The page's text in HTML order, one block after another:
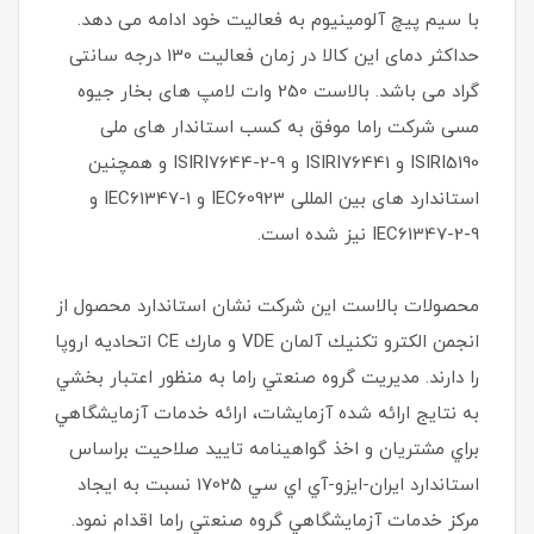
با سیم پیچ آلومینیوم به فعالیت خود ادامه می دهد.
حداکثر دمای این کالا در زمان فعالیت 130 درجه سانتی
گراد می باشد. بالاست 250 وات لامپ های بخار جیوه
مسی شرکت راما موفق به کسب استاندار های ملی
ISIRI5190 و ISIRI76441 و ISIRI7644-2-9 و همچنین
استاندارد های بین المللی IEC60923 و IEC61347-1 و
IEC61347-2-9 نیز شده است.
محصولات بالاست اين شركت نشان استاندارد محصول از
انجمن الكترو تكنيك آلمان VDE و مارك CE اتحاديه اروپا
را دارند. مديريت گروه صنعتي راما به منظور اعتبار بخشي
به نتايج ارائه شده آزمايشات، ارائه خدمات آزمايشگاهي
براي مشتريان و اخذ گواهينامه تاييد صلاحيت براساس
استاندارد ايران-ايزو-آي‌ اي سي 17025 نسبت به ايجاد
مركز خدمات آزمايشگاهي گروه صنعتي راما اقدام نمود.